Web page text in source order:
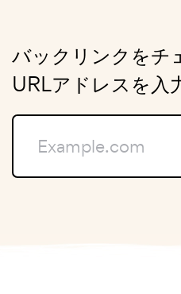
バックリンクをチ
URLアドレスを入